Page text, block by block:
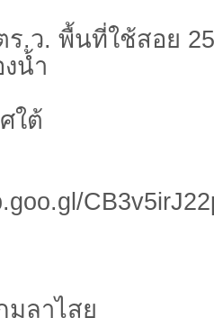
ร.ว. พื้นที่ใช้สอย
น้ำ
ใต้
ทรั
มลาไสย